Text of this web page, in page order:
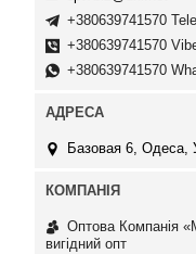
+380639741570
+380639741570
+380639741570
Базовая 6, Одеса,
Оптова Компанія
вигідний опт